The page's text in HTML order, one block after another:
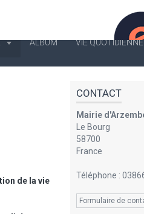
ALBUM VIE
de la vie
CONTACT
Mairie
Le Bourg
58700
France
Téléphone :
Formulaire de